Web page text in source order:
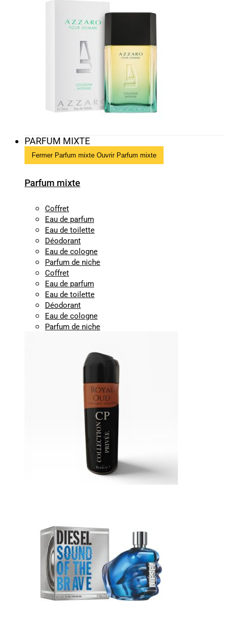
PARFUM MIXTE
Fermer Parfum mixte Ouvrir Parfum mixte
Parfum mixte
Coffret
Eau de parfum
Eau de toilette
Déodorant
Eau de cologne
Parfum de niche
Coffret
Eau de parfum
Eau de toilette
Déodorant
Eau de cologne
Parfum de niche